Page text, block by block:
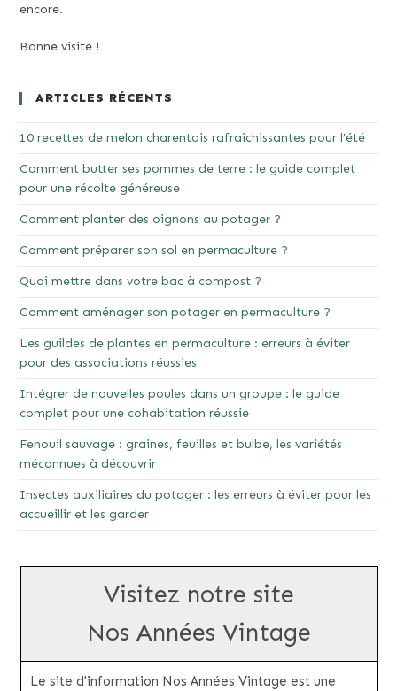
encore.
Bonne visite !
ARTICLES RÉCENTS
10 recettes de melon charentais rafraîchissantes pour l’été
Comment butter ses pommes de terre : le guide complet
pour une récolte généreuse
Comment planter des oignons au potager ?
Comment préparer son sol en permaculture ?
Quoi mettre dans votre bac à compost ?
Comment aménager son potager en permaculture ?
Les guildes de plantes en permaculture : erreurs à éviter
pour des associations réussies
Intégrer de nouvelles poules dans un groupe : le guide
complet pour une cohabitation réussie
Fenouil sauvage : graines, feuilles et bulbe, les variétés
méconnues à découvrir
Insectes auxiliaires du potager : les erreurs à éviter pour les
accueillir et les garder
Visitez notre site
Nos Années Vintage
Le site d'information Nos Années Vintage est une